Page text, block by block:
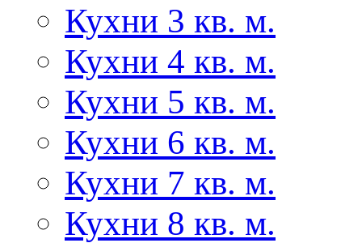
Кухни 3 кв. м.
Кухни 4 кв. м.
Кухни 5 кв. м.
Кухни 6 кв. м.
Кухни 7 кв. м.
Кухни 8 кв. м.